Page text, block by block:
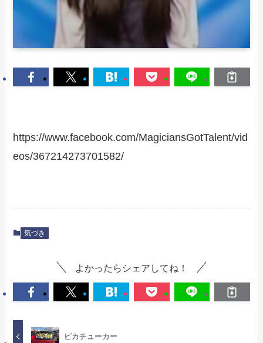
https://www.facebook.com/MagiciansGotTalent/vid
eos/367214273701582/
気づき
よかったらシェアしてね！
ピカチューカー